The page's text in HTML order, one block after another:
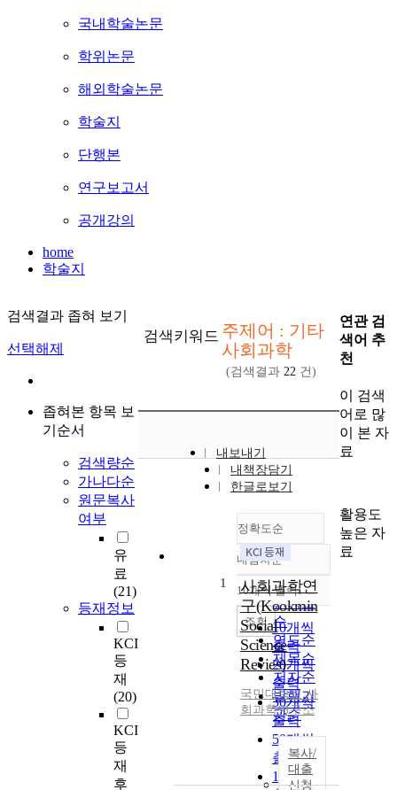
국내학술논문
학위논문
해외학술논문
학술지
단행본
연구보고서
공개강의
home
학술지
검색결과 좁혀 보기
선택해제
좁혀본 항목 보
기순서
검색량순
가나다순
원문복사
여부
유
료
(21)
등재정보
KCI
등
재
(20)
KCI
등
재
후
검색키워드 주제어 : 기타
사회과학
(검색결과 22 건)
내보내기
내책장담기
한글로보기
정확도순
정확도
순
인기도
순
연도순
제목순
저자순
발행기
관순
내림차순
내림차순
10개씩 출력
10개씩
출력
20개씩
출력
30개씩
출력
50개씩
출력
100개씩
조회
1
사회과학연
구(Kookmin
Social
Science
Revies)
국민대학교 사
회과학연구소
복사/
대출
신청
연관 검
색어 추
천
이 검색
어로 많
이 본 자
료
활용도
높은 자
료